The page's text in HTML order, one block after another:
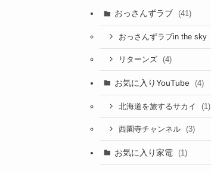
おっさんずラブ (41)
おっさんずラブin the sky
リターンズ (4)
お気に入りYouTube (4)
北海道を旅するサカイ (1)
西園寺チャンネル (3)
お気に入り家電 (1)